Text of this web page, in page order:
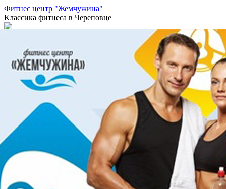
Фитнес центр "Жемчужина"
Классика фитнеса в Череповце
фонари